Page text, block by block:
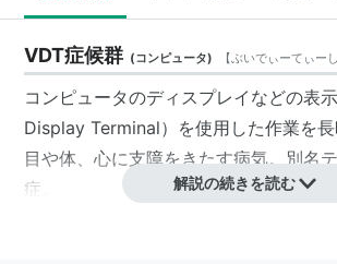
VDT症候群 (コンピュータ) 【ぶいでぃーてぃー
コンピュータのディスプレイなどの表
Display Terminal）を使用した作業を長
目や体、心に支障をきたす病気。別名
症。
解説の続きを読む